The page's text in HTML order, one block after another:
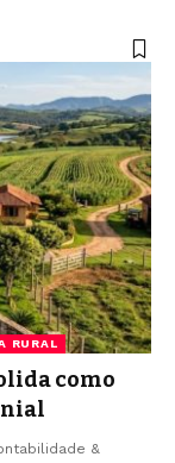
RURAL
como
&